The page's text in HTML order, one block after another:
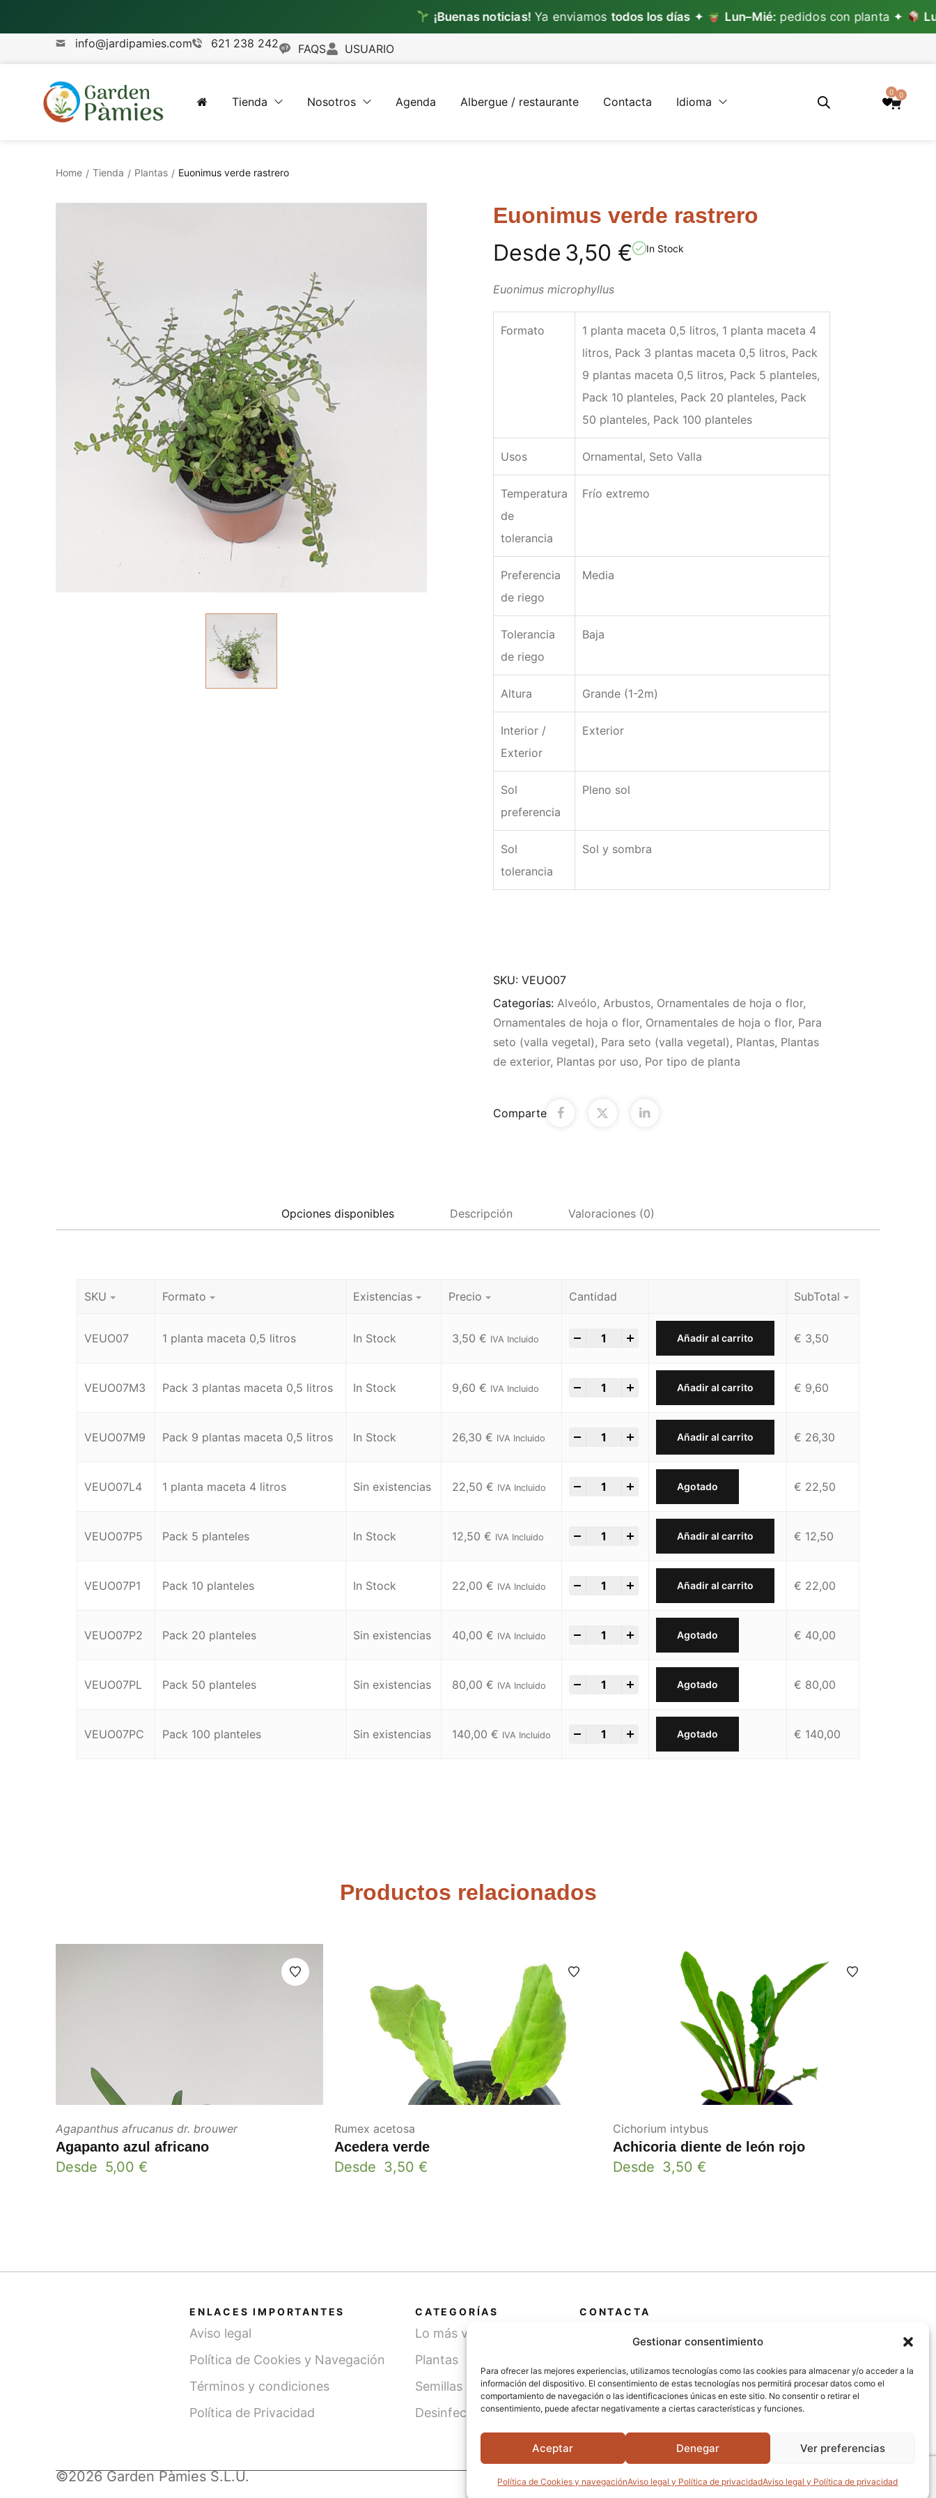
Gestionar consentimiento
Para ofrecer las mejores experiencias, utilizamos tecnologías como las cookies para almacenar y/o acceder a la
información del dispositivo. El consentimiento de estas tecnologías nos permitirá procesar datos como el
comportamiento de navegación o las identificaciones únicas en este sitio. No consentir o retirar el
consentimiento, puede afectar negativamente a ciertas características y funciones.
Aceptar Denegar Ver preferencias
Política de Cookies y navegaciónAviso legal y Política de privacidadAviso legal y Política de privacidad
¡Buenas noticias!Ya enviamostodos los días✦ Lun–Mié:pedidos con planta ✦ Lun–Vie:
info@jardipamies.com
621 238 242 FAQS USUARIO
Tienda Nosotros Agenda Albergue / restaurante Contacta Idioma
0 0
Home / Tienda / Plantas / Euonimus verde rastrero
Euonimus verde rastrero
Desde 3,50 € In Stock
Euonimus microphyllus
Formato
1 planta maceta 0,5 litros, 1 planta maceta 4
litros, Pack 3 plantas maceta 0,5 litros, Pack
9 plantas maceta 0,5 litros, Pack 5 planteles,
Pack 10 planteles, Pack 20 planteles, Pack
50 planteles, Pack 100 planteles
Usos Ornamental, Seto Valla
Temperatura
de
tolerancia
Frío extremo
Preferencia
de riego
Media
Tolerancia
de riego
Baja
Altura Grande (1-2m)
Interior /
Exterior
Exterior
Sol
preferencia
Pleno sol
Sol
tolerancia
Sol y sombra
SKU: VEUO07
Categorías: Alveólo, Arbustos, Ornamentales de hoja o flor,
Ornamentales de hoja o flor, Ornamentales de hoja o flor, Para
seto (valla vegetal) , Para seto (valla vegetal) , Plantas, Plantas
de exterior, Plantas por uso, Por tipo de planta
Comparte
Opciones disponibles Descripción Valoraciones (0)
SKU Formato Existencias Precio Cantidad SubTotal
VEUO07 1 planta maceta 0,5 litros In Stock 3,50 € IVA Incluido Añadir al carrito € 3,50
VEUO07M3 Pack 3 plantas maceta 0,5 litros In Stock 9,60 € IVA Incluido Añadir al carrito € 9,60
VEUO07M9 Pack 9 plantas maceta 0,5 litros In Stock 26,30 € IVA Incluido
- Añadir al carrito € 26,30
VEUO07L4 1 planta maceta 4 litros Sin existencias 22,50 € IVA Incluido
- Agotado € 22,50
VEUO07P5 Pack 5 planteles In Stock 12,50 € IVA Incluido
- Añadir al carrito € 12,50
VEUO07P1 Pack 10 planteles In Stock 22,00 € IVA Incluido
- Añadir al carrito € 22,00
VEUO07P2 Pack 20 planteles Sin existencias 40,00 € IVA Incluido
- Agotado € 40,00
VEUO07PL Pack 50 planteles Sin existencias 80,00 € IVA Incluido
- Agotado € 80,00
VEUO07PC Pack 100 planteles Sin existencias 140,00 € IVA Incluido
- Agotado € 140,00
Productos relacionados
Agapanthus afrucanus dr. brouwer
Agapanto azul africano
Desde 5,00 €
Rumex acetosa
Acedera verde
Desde 3,50 €
Cichorium intybus
Achicoria diente de león rojo
Desde 3,50 €
ENLACES IMPORTANTES
Aviso legal
Política de Cookies y Navegación
Términos y condiciones
Política de Privacidad
CATEGORÍAS
Lo más vendido
Plantas
Semillas
Desinfección de agua
CONTACTA
(Lérida)
info@jardipamies.com
©2026 Garden Pàmies S.L.U.